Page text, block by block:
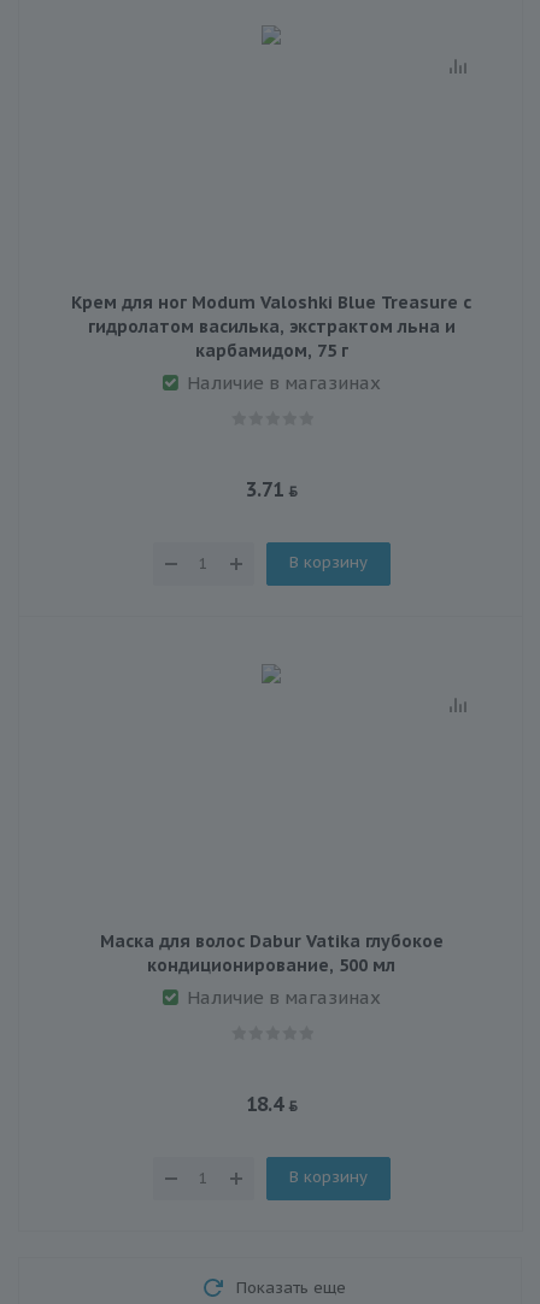
Крем для ног Modum Valoshki Blue Treasure с
гидролатом василька, экстрактом льна и
карбамидом, 75 г
Наличие в магазинах
3.71
В корзину
Маска для волос Dabur Vatika глубокое
кондиционирование, 500 мл
Наличие в магазинах
18.4
В корзину
Показать еще